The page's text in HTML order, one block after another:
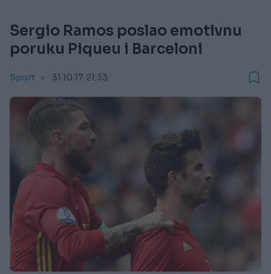
Sergio Ramos poslao emotivnu
poruku Piqueu i Barceloni
Sport 31.10.17. 21:33